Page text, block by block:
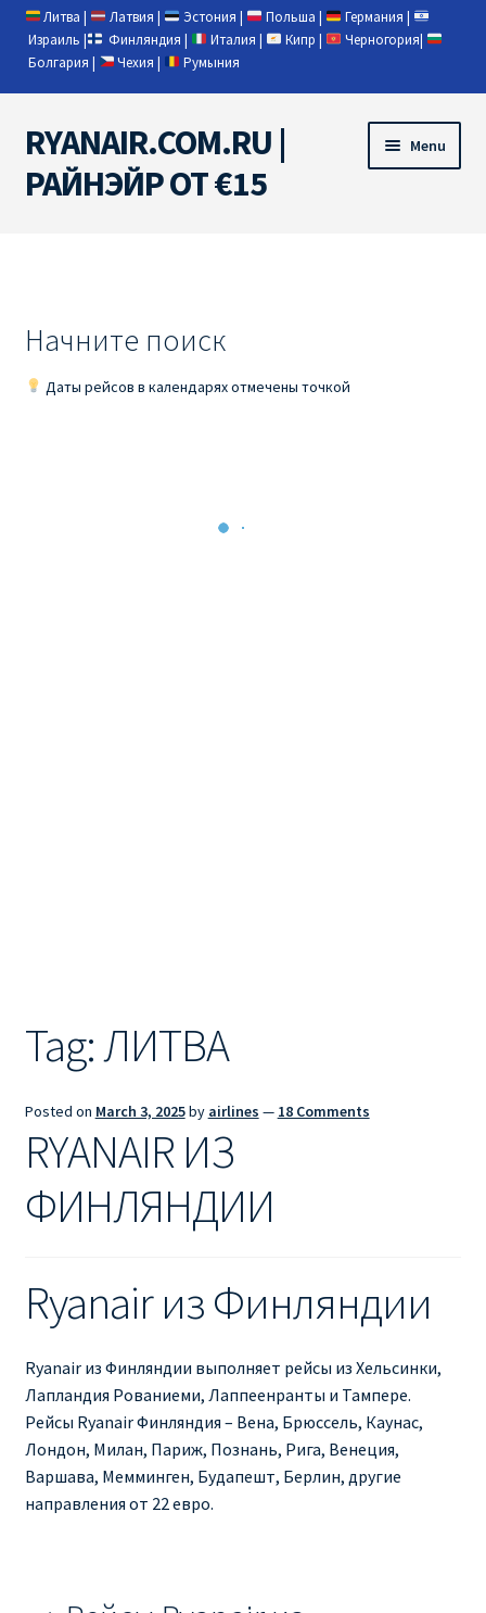
Литва | Латвия | Эстония | Польша | Германия |
Израиль | Финляндия | Италия | Кипр | Черногория|
Болгария | Чехия | Румыния
Skip
to
navigation
Skip
to
content
RYANAIR.COM.RU |
РАЙНЭЙР ОТ €15
Menu
RYANAIR PL ОТ € 9
RYANAIR ИЗ РИГИ
RYANAIR ИЗ ТАЛЛИНА
Ryanair из Тампере
БРНО
Ryanair изменения
Ryanair изменить дату
Начните поиск
Даты рейсов в календарях отмечены точкой
Tag:ЛИТВА
Posted on March 3, 2025by airlines — 18 Comments
RYANAIR ИЗ
ФИНЛЯНДИИ
Ryanair из Финляндии
Ryanair из Финляндии выполняет рейсы из Хельсинки,
Лапландия Рованиеми, Лаппеенранты и Тампере.
Рейсы Ryanair Финляндия – Вена, Брюссель, Каунас,
Лондон, Милан, Париж, Познань, Рига, Венеция,
Варшава, Мемминген, Будапешт, Берлин, другие
направления от 22 евро.